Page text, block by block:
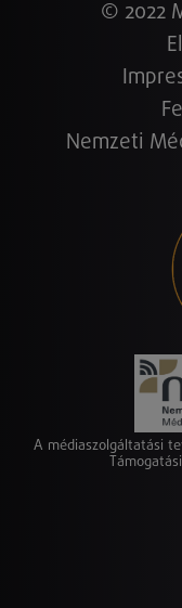
© 2022
Nemzeti
A médiaszolgáltatási